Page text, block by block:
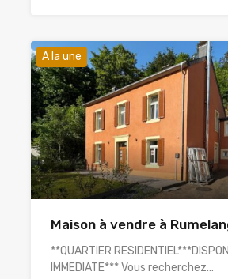
A la une
Maison à vendre à
**QUARTIER
IMMEDIATE*** Vous recherchez…